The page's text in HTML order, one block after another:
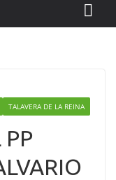
TALAVERA DE LA REINA